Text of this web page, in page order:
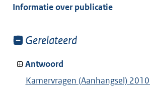
van:
Informatie over publicatie
Toon
van:
Gerelateerd
Antwoord
Kamervragen (Aanhangsel)